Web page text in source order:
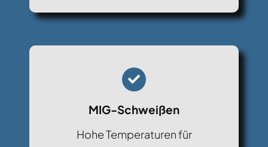
MIG-Schweißen
Hohe Temperaturen für